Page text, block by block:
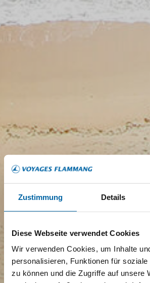
Zustimmung Details
Diese Webseite verwendet Cookies
Wir verwenden Cookies, um Inhalte
personalisieren, Funktionen für soziale
zu können und die Zugriffe auf unsere